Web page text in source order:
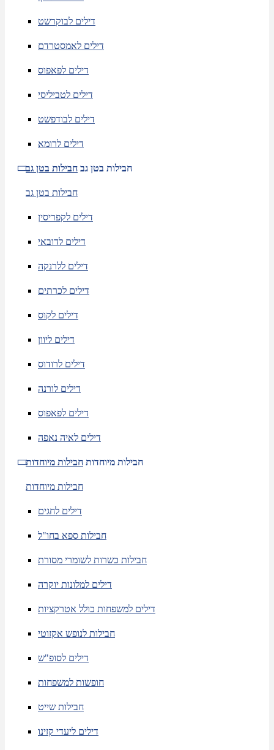
דילים לבוקרשט
דילים לאמסטרדם
דילים לפאפוס
דילים לטביליסי
דילים לבודפשט
דילים לרומא
חבילות בטן גב חבילות בטן גב
חבילות בטן גב
דילים לקפריסין
דילים לדובאי
דילים ללרנקה
דילים לכרתים
דילים לקוס
דילים ליוון
דילים לרודוס
דילים לורנה
דילים לפאפוס
דילים לאיה נאפה
חבילות מיוחדות חבילות מיוחדות
חבילות מיוחדות
דילים לחגים
חבילות ספא בחו"ל
חבילות כשרות לשומרי מסורת
דילים למלונות יוקרה
דילים למשפחות כולל אטרקציות
חבילות לנופש אקזוטי
דילים לסופ"ש
חופשות למשפחות
חבילות שייט
דילים ליעדי קזינו